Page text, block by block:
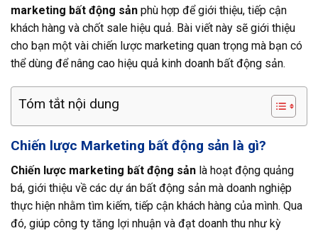
marketing bất động sản phù hợp để giới thiệu, tiếp cận
khách hàng và chốt sale hiệu quả. Bài viết này sẽ giới thiệu
cho bạn một vài chiến lược marketing quan trọng mà bạn có
thể dùng để nâng cao hiệu quả kinh doanh bất động sản.
Tóm tắt nội dung
Chiến lược Marketing bất động sản là gì?
Chiến lược marketing bất động sản là hoạt động quảng
bá, giới thiệu về các dự án bất động sản mà doanh nghiệp
thực hiện nhằm tìm kiếm, tiếp cận khách hàng của mình. Qua
đó, giúp công ty tăng lợi nhuận và đạt doanh thu như kỳ